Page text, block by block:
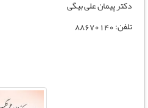
دکتر پیمان علی بیگی
تلفن: 88670140